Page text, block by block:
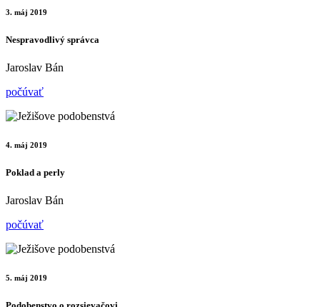
3. máj 2019
Nespravodlivý správca
Jaroslav Bán
počúvať
4. máj 2019
Poklad a perly
Jaroslav Bán
počúvať
5. máj 2019